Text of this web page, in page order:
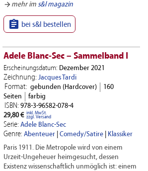
arrow_forward mehr im s&l magazin
 bei s&l bestellen
Adele Blanc-Sec – Sammelband I
Erscheinungsdatum: Dezember 2021
Zeichnung: Jacques Tardi
Format: gebunden (Hardcover)
160
Seiten
farbig
ISBN: 978-3-96582-078-4
29,80 € inkl. MwSt.
zzgl. Versand
Serie: Adele Blanc-Sec
Genre: Abenteuer| Comedy/Satire| Klassiker
Paris 1911. Die Metropole wird von einem
Urzeit-Ungeheuer heimgesucht, dessen
Existenz wissenschaftlich unmöglich ist: einem